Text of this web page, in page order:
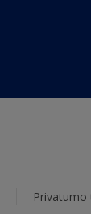
Privatumo